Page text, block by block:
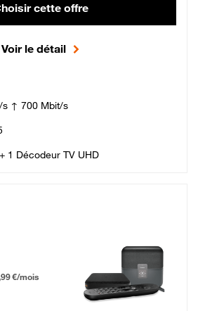
cette offre
Voir le détail
↑ 700 Mbit/s
1 Décodeur TV UHD
Fibre
12 mois puis 42,99 € par mois, Engagement 12 mois
€/mois